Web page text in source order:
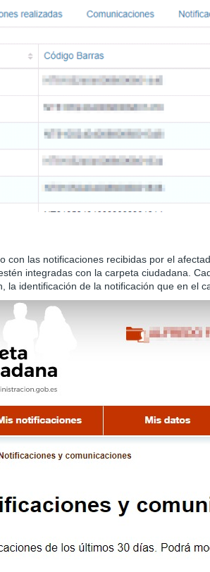
con las notificaciones recibidas por el
integradas con la carpeta ciudadana.
la identificación de la notificación que en el